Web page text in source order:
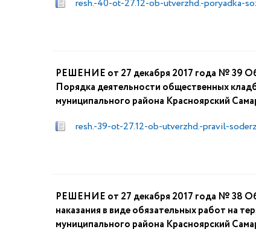
resh.-40-ot-27.12-ob-utverzhd.-poryadka-
РЕШЕНИЕ от 27 декабря 2017 года № 39
Порядка деятельности общественных
муниципального района Красноярский
resh.-39-ot-27.12-ob-utverzhd.-pravil-
РЕШЕНИЕ от 27 декабря 2017 года № 38 Об
наказания в виде обязательных работ на
муниципального района Красноярский